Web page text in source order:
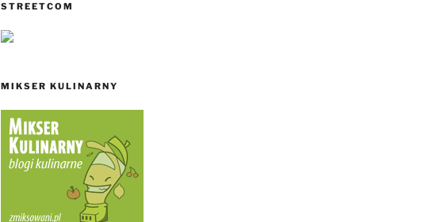
STREETCOM
MIKSER KULINARNY